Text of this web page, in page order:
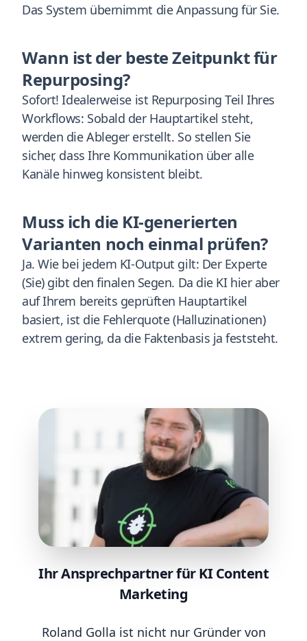
Das System übernimmt die Anpassung für Sie.
Wann ist der beste Zeitpunkt für
Repurposing?
Sofort! Idealerweise ist Repurposing Teil Ihres
Workflows: Sobald der Hauptartikel steht,
werden die Ableger erstellt. So stellen Sie
sicher, dass Ihre Kommunikation über alle
Kanäle hinweg konsistent bleibt.
Muss ich die KI-generierten
Varianten noch einmal prüfen?
Ja. Wie bei jedem KI-Output gilt: Der Experte
(Sie) gibt den finalen Segen. Da die KI hier aber
auf Ihrem bereits geprüften Hauptartikel
basiert, ist die Fehlerquote (Halluzinationen)
extrem gering, da die Faktenbasis ja feststeht.
Ihr Ansprechpartner für KI Content
Marketing
Roland Golla ist nicht nur Gründer von